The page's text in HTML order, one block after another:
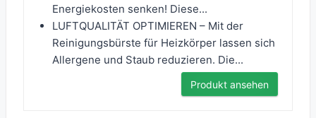
Energiekosten senken! Diese...
LUFTQUALITÄT OPTIMIEREN – Mit der
Reinigungsbürste für Heizkörper lassen sich
Allergene und Staub reduzieren. Die...
Produkt ansehen